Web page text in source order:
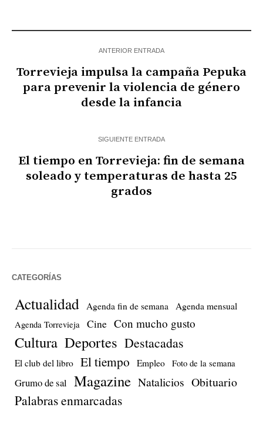
ANTERIOR ENTRADA
Torrevieja impulsa la campaña Pepuka
para prevenir la violencia de género
desde la infancia
SIGUIENTE ENTRADA
El tiempo en Torrevieja: fin de semana
soleado y temperaturas de hasta 25
grados
CATEGORÍAS
Actualidad Agenda fin de semana Agenda mensual
Agenda Torrevieja Cine Con mucho gusto
Cultura Deportes Destacadas
El club del libro El tiempo Empleo Foto de la semana
Grumo de sal Magazine Natalicios Obituario
Palabras enmarcadas